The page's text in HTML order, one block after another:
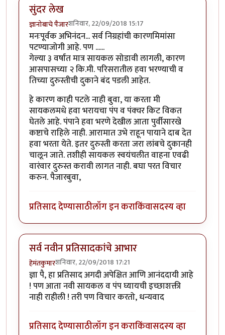
सुंदर लेख
ज्ञानोबाचे पैजारशनिवार, 22/09/2018 15:17
मनःपूर्वक अभिनंदन... सर्व निग्रहांची कारणमिमांसा
पटण्याजोगी आहे. पण ......
गेल्या ३ वर्षांत मात्र सायकल सोडावी लागली, कारण
आसपासच्या २ कि.मी. परिसरातील हवा भरण्याची व
तिच्या दुरुस्तीची दुकाने बंद पडली आहेत.
हे कारण काही पटले नाही बुवा, या करता मी
सायकलमधे हवा भरायचा पंप व पंक्चर किट विकत
घेतले आहे. पंपाने हवा भरणे देखील आता पुर्वीसारखे
कष्टाचे राहिले नाही. आरामात उभे राहून पायाने दाब देत
हवा भरता येते. इतर दुरुस्ती करता जरा लांबचे दुकानही
चालून जाते. तशीही सायकल स्वयंचलीत वाहना एवढी
वारंवार दुरुस्त करावी लागत नाही. बघा परत विचार
करुन. पैजारबुवा,
प्रतिसाद देण्यासाठीलॉग इन कराकिंवासदस्य व्हा
सर्व नवीन प्रतिसादकांचे आभार
हेमंतकुमारशनिवार, 22/09/2018 17:21
ज्ञा पै, हा प्रतिसाद अगदी अपेक्षित आणि आनंददायी आहे
! पण आता नवी सायकल व पंप घ्यायची इच्छाशक्ती
नाही राहीली ! तरी पण विचार करतो, धन्यवाद
प्रतिसाद देण्यासाठीलॉग इन कराकिंवासदस्य व्हा